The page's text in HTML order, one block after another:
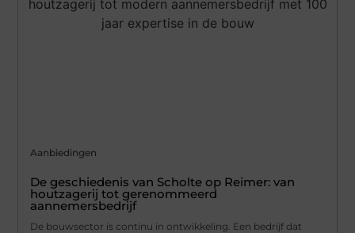
Aanbiedingen
De geschiedenis van Scholte op Reimer: van
houtzagerij tot gerenommeerd
aannemersbedrijf
De bouwsector is continu in ontwikkeling. Een bedrijf dat